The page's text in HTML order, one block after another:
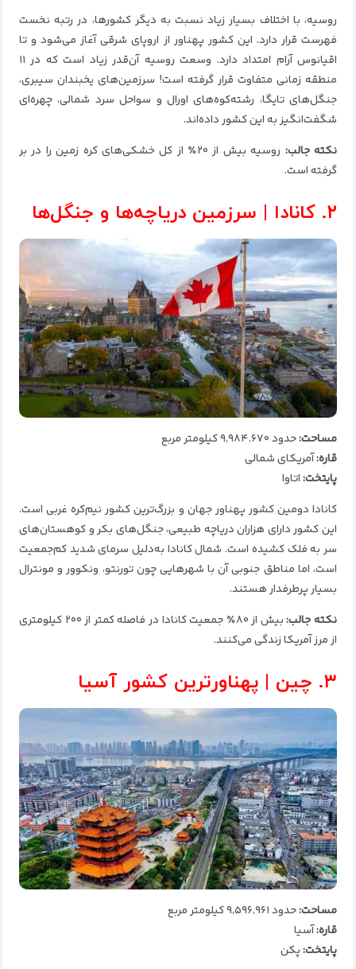
روسیه، با اختلاف بسیار زیاد نسبت به دیگر کشورها، در رتبه نخست
فهرست قرار دارد. این کشور پهناور از اروپای شرقی آغاز می‌شود و تا
اقیانوس آرام امتداد دارد. وسعت روسیه آن‌قدر زیاد است که در ۱۱
منطقه زمانی متفاوت قرار گرفته است! سرزمین‌های یخبندان سیبری،
جنگل‌های تایگا، رشته‌کوه‌های اورال و سواحل سرد شمالی، چهره‌ای
شگفت‌انگیز به این کشور داده‌اند.
نکته جالب:
روسیه بیش از ۲۰٪ از کل خشکی‌های کره زمین را در بر
گرفته است.
۲. کانادا | سرزمین دریاچه‌ها و جنگل‌ها
مساحت:حدود ۹٬۹۸۴٬۶۷۰ کیلومتر مربع
قاره:آمریکای شمالی
پایتخت:اتاوا
کانادا دومین کشور پهناور جهان و بزرگ‌ترین کشور نیم‌کره غربی است.
این کشور دارای هزاران دریاچه طبیعی، جنگل‌های بکر و کوهستان‌های
سر به فلک کشیده است. شمال کانادا به‌دلیل سرمای شدید کم‌جمعیت
است، اما مناطق جنوبی آن با شهرهایی چون تورنتو، ونکوور و مونترال
بسیار پرطرفدار هستند.
نکته جالب:
بیش از ۸۰٪ جمعیت کانادا در فاصله کمتر از ۲۰۰ کیلومتری
از مرز آمریکا زندگی می‌کنند.
۳. چین | پهناورترین کشور آسیا
مساحت:حدود ۹٬۵۹۶٬۹۶۱ کیلومتر مربع
قاره:آسیا
پایتخت:پکن